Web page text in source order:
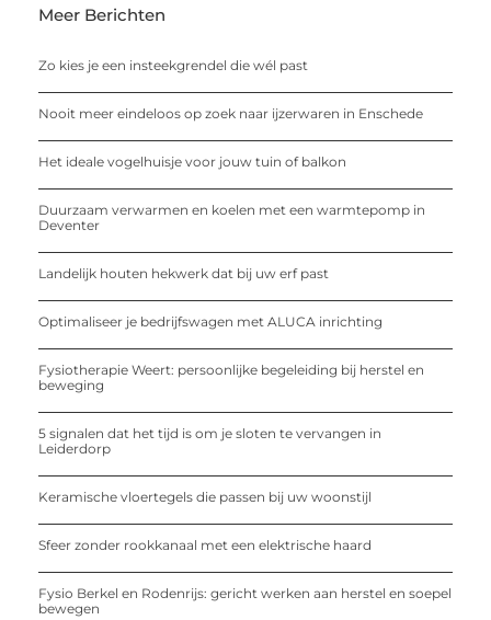
Meer Berichten
Zo kies je een insteekgrendel die wél past
Nooit meer eindeloos op zoek naar ijzerwaren in Enschede
Het ideale vogelhuisje voor jouw tuin of balkon
Duurzaam verwarmen en koelen met een warmtepomp in
Deventer
Landelijk houten hekwerk dat bij uw erf past
Optimaliseer je bedrijfswagen met ALUCA inrichting
Fysiotherapie Weert: persoonlijke begeleiding bij herstel en
beweging
5 signalen dat het tijd is om je sloten te vervangen in
Leiderdorp
Keramische vloertegels die passen bij uw woonstijl
Sfeer zonder rookkanaal met een elektrische haard
Fysio Berkel en Rodenrijs: gericht werken aan herstel en soepel
bewegen